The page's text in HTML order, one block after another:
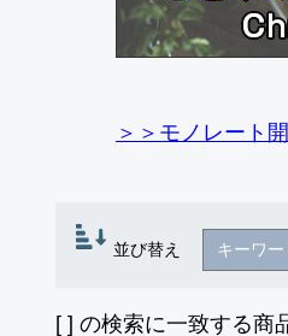
＞＞モノレート
並び替え
[ ] の検索に一致する商